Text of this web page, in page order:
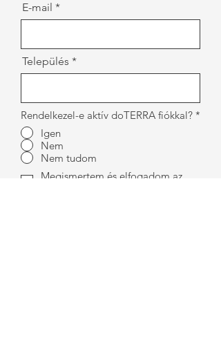
E-mail
Település
Rendelkezel-e aktív doTERRA fiókkal? *
Igen
Nem
Nem tudom
Megismertem és elfogadom az